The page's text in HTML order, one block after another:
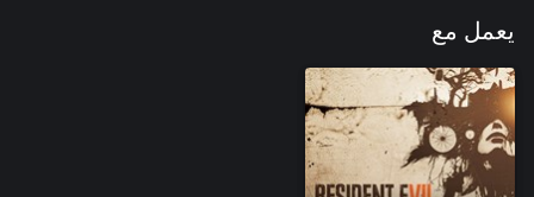
يعمل مع